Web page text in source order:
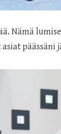
Nämä